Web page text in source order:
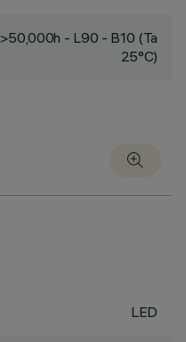
>50,000h - L90 - B10 (Ta
25°C)
LED